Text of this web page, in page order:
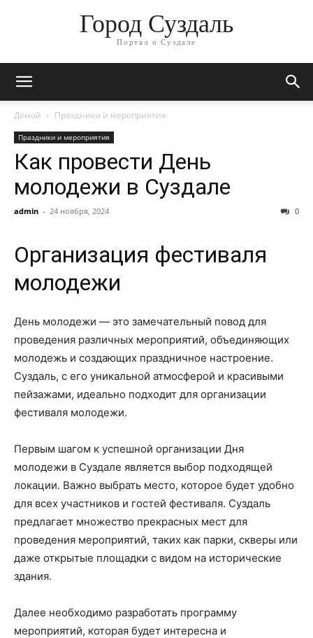
Город Суздаль
Портал о Суздале
Домой Праздники и мероприятия
Праздники и мероприятия
Как провести День
молодежи в Суздале
admin - 24 ноября, 2024 0
Организация фестиваля
молодежи
День молодежи — это замечательный повод для
проведения различных мероприятий, объединяющих
молодежь и создающих праздничное настроение.
Суздаль, с его уникальной атмосферой и красивыми
пейзажами, идеально подходит для организации
фестиваля молодежи.
Первым шагом к успешной организации Дня
молодежи в Суздале является выбор подходящей
локации. Важно выбрать место, которое будет удобно
для всех участников и гостей фестиваля. Суздаль
предлагает множество прекрасных мест для
проведения мероприятий, таких как парки, скверы или
даже открытые площадки с видом на исторические
здания.
Далее необходимо разработать программу
мероприятий, которая будет интересна и